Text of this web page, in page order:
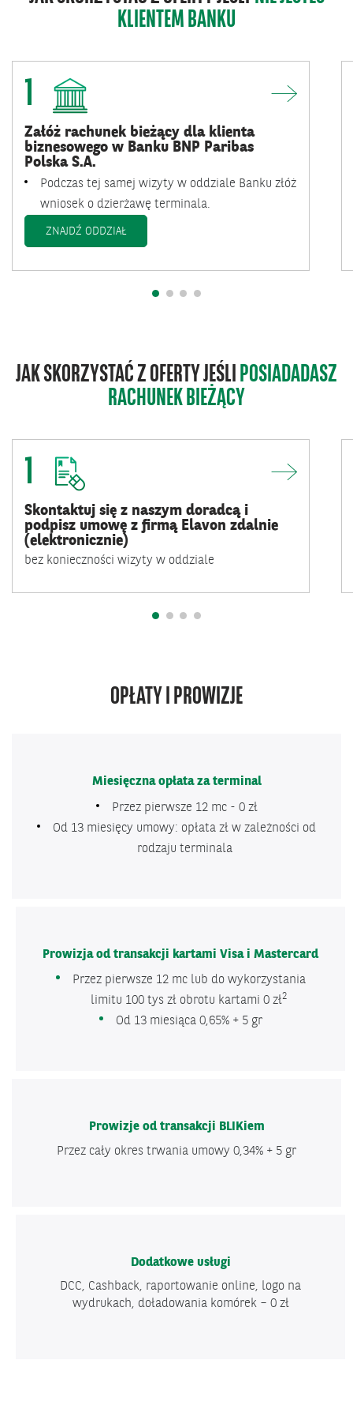
KLIENTEM BANKU
1
Załóż rachunek bieżący dla klienta
biznesowego w Banku BNP Paribas
Polska S.A.
Podczas tej samej wizyty w oddziale Banku złóż
wniosek o dzierżawę terminala.
ZNAJDŹ ODDZIAŁ
JAK SKORZYSTAĆ Z OFERTY JEŚLIPOSIADADASZ
RACHUNEK BIEŻĄCY
1
Skontaktuj się z naszym doradcą i
podpisz umowę z firmą Elavon zdalnie
(elektronicznie)
bez konieczności wizyty w oddziale
OPŁATY I PROWIZJE
Miesięczna opłata za terminal
Przez pierwsze 12 mc - 0 zł
Od 13 miesięcy umowy: opłata zł w zależności od
rodzaju terminala
Prowizja od transakcji kartami Visa i Mastercard
Przez pierwsze 12 mc lub do wykorzystania
limitu 100 tys zł obrotu kartami 0 zł2
Od 13 miesiąca 0,65% + 5 gr
Prowizje od transakcji BLIKiem
Przez cały okres trwania umowy 0,34% + 5 gr
Dodatkowe usługi
DCC, Cashback, raportowanie online, logo na
wydrukach, doładowania komórek – 0 zł